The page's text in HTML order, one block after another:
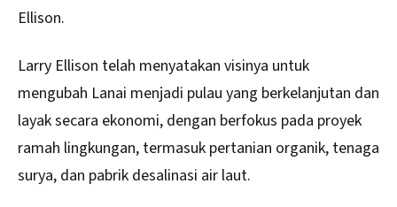
Ellison.
Larry Ellison telah menyatakan visinya untuk
mengubah Lanai menjadi pulau yang berkelanjutan dan
layak secara ekonomi, dengan berfokus pada proyek
ramah lingkungan, termasuk pertanian organik, tenaga
surya, dan pabrik desalinasi air laut.